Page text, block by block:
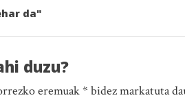
da"
duzu?
eremuak * bidez markatuta